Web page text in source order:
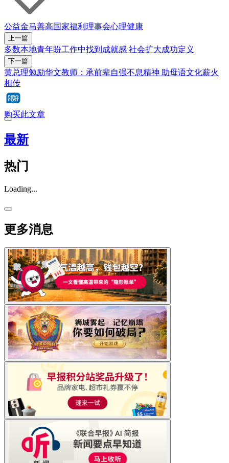
公益金马善高国家福利理事会心理健康
上一篇
多数本地青年盼工作中找到成就感 社会扩大成功定义
下一篇
黄总理勉励华文教师：承前辈自强不息精神 助母语文化薪火
相传
购买此文章
最新
热门
Loading...
更多消息